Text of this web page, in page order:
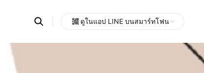
Search
OpenChats
messages
search
ดูในแอป LINE บนสมาร์ทโฟน